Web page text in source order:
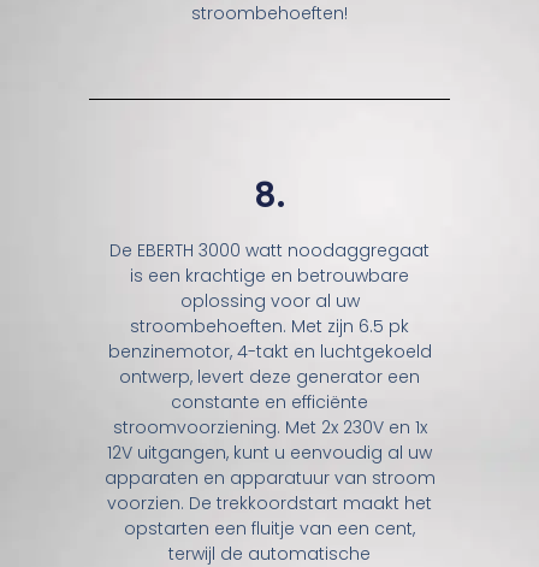
stroombehoeften!
8.
De EBERTH 3000 watt noodaggregaat
is een krachtige en betrouwbare
oplossing voor al uw
stroombehoeften. Met zijn 6.5 pk
benzinemotor, 4-takt en luchtgekoeld
ontwerp, levert deze generator een
constante en efficiënte
stroomvoorziening. Met 2x 230V en 1x
12V uitgangen, kunt u eenvoudig al uw
apparaten en apparatuur van stroom
voorzien. De trekkoordstart maakt het
opstarten een fluitje van een cent,
terwijl de automatische